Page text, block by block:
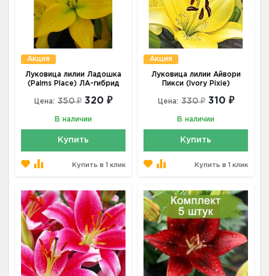
Акция
Луковица лилии Ладошка
(Palms Place) ЛА-гибрид
Цена: 350 ₽ 320 ₽
В наличии
Купить
Купить в 1 клик
Акция
Луковица лилии Айвори
Пикси (Ivory Pixie)
Цена: 330 ₽ 310 ₽
В наличии
Купить
Купить в 1 клик